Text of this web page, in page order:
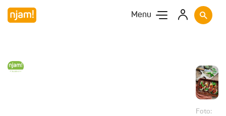
Menu
Foto: